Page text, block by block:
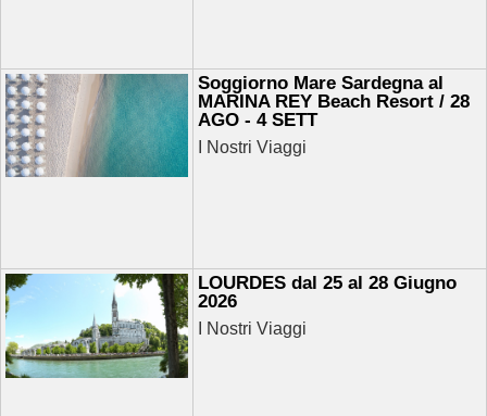
Soggiorno Mare Sardegna al
MARINA REY Beach Resort / 28
AGO - 4 SETT
I Nostri Viaggi
LOURDES dal 25 al 28 Giugno
2026
I Nostri Viaggi